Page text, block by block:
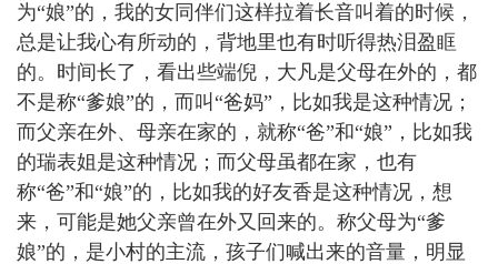
为“娘”的，我的女同伴们这样拉着长音叫着的时候，
总是让我心有所动的，背地里也有时听得热泪盈眶
的。时间长了，看出些端倪，大凡是父母在外的，都
不是称“爹娘”的，而叫“爸妈”，比如我是这种情况；
而父亲在外、母亲在家的，就称“爸”和“娘”，比如我
的瑞表姐是这种情况；而父母虽都在家，也有
称“爸”和“娘”的，比如我的好友香是这种情况，想
来，可能是她父亲曾在外又回来的。称父母为“爹
娘”的，是小村的主流，孩子们喊出来的音量，明显